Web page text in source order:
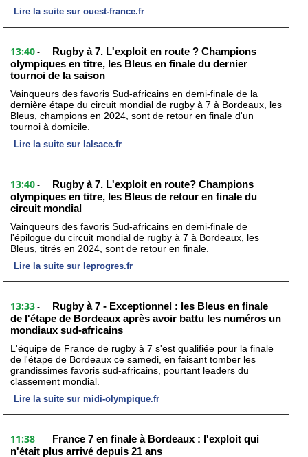
Lire la suite sur ouest-france.fr
13:40 -
Rugby à 7. L'exploit en route ? Champions
olympiques en titre, les Bleus en finale du dernier
tournoi de la saison
Vainqueurs des favoris Sud-africains en demi-finale de la
dernière étape du circuit mondial de rugby à 7 à Bordeaux, les
Bleus, champions en 2024, sont de retour en finale d'un
tournoi à domicile.
Lire la suite sur lalsace.fr
13:40 -
Rugby à 7. L'exploit en route? Champions
olympiques en titre, les Bleus de retour en finale du
circuit mondial
Vainqueurs des favoris Sud-africains en demi-finale de
l'épilogue du circuit mondial de rugby à 7 à Bordeaux, les
Bleus, titrés en 2024, sont de retour en finale.
Lire la suite sur leprogres.fr
13:33 -
Rugby à 7 - Exceptionnel : les Bleus en finale
de l'étape de Bordeaux après avoir battu les numéros un
mondiaux sud-africains
L'équipe de France de rugby à 7 s'est qualifiée pour la finale
de l'étape de Bordeaux ce samedi, en faisant tomber les
grandissimes favoris sud-africains, pourtant leaders du
classement mondial.
Lire la suite sur midi-olympique.fr
11:38 -
France 7 en finale à Bordeaux : l'exploit qui
n'était plus arrivé depuis 21 ans